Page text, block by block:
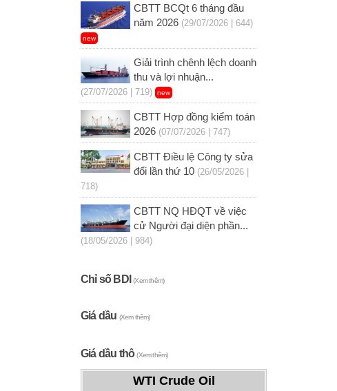
CBTT BCQt 6 tháng đầu
năm 2026 (29/07/2026 | 644)
new
Giải trình chênh lệch doanh
thu và lợi nhuận...
(27/07/2026 | 719) new
CBTT Hợp đồng kiểm toán
2026 (07/07/2026 | 747)
CBTT Điều lệ Công ty sửa
đổi lần thứ 10 (26/05/2026 |
718)
CBTT NQ HĐQT về việc
cử Người đại diện phần...
(18/05/2026 | 984)
Chỉ số BDI(Xem thêm)
Giá dầu (Xem thêm)
Giá dầu thô(Xem thêm)
WTI Crude Oil